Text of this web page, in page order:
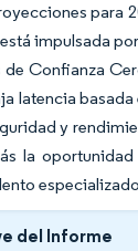
para
impulsada
Confianza
latencia
y
la
del Informe